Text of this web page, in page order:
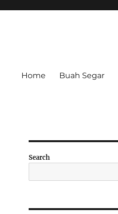
Home Buah Segar
Search